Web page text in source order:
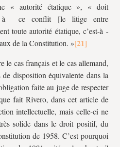
« autorité étatique », « doit
à ce conflit [le litige entre
toute autorité étatique, c’est-à -
de la Constitution. »
le cas français et le cas allemand,
disposition équivalente dans la
faite au juge de respecter
fait Rivero, dans cet article de
intellectuelle, mais celle-ci ne
solide dans le droit positif, du
de 1958. C’est pourquoi